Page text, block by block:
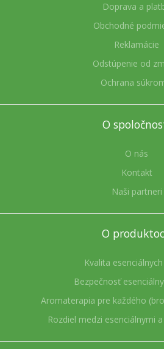
Doprava a
Obchodné
Reklamácie
Odstúpenie od
Ochrana
O
O nás
Kontakt
Naši partneri
O
Kvalita
Bezpečnosť
Aromaterapia pre každého
Rozdiel medzi esenciálnymi